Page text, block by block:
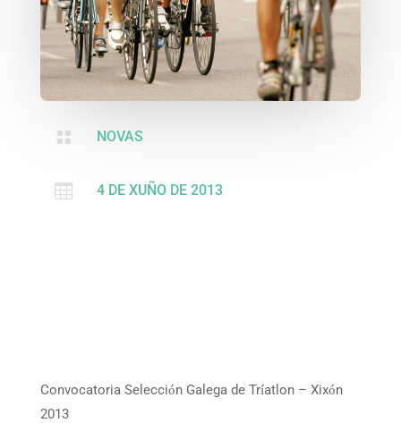
 NOVAS
 4 DE XUÑO DE 2013
Convocatoria Selección Galega de Tríatlon – Xixón
2013